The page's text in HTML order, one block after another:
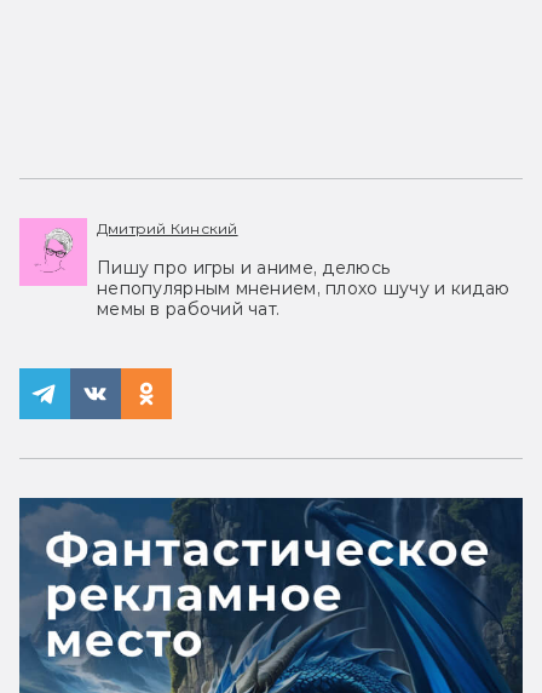
Дмитрий Кинский
Пишу про игры и аниме, делюсь
непопулярным мнением, плохо шучу и кидаю
мемы в рабочий чат.